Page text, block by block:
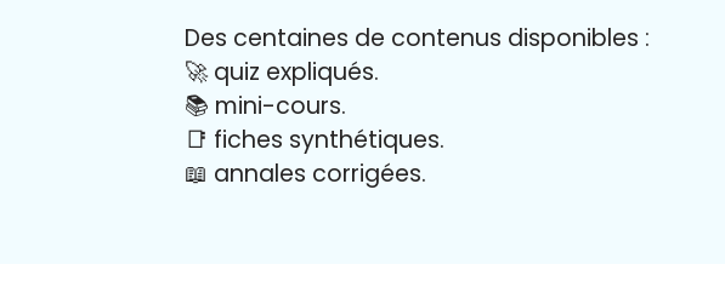
Des centaines de contenus disponibles :
🚀 quiz expliqués.
📚 mini-cours.
📑 fiches synthétiques.
📖 annales corrigées.